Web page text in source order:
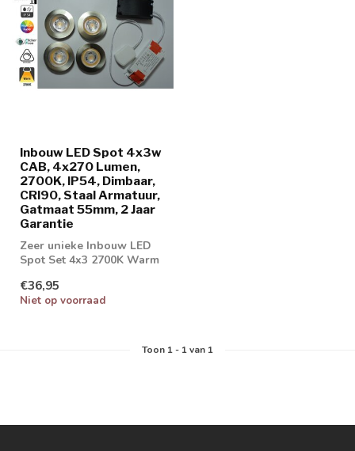
Inbouw LED Spot 4x3w
CAB, 4x270 Lumen,
2700K, IP54, Dimbaar,
CRI90, Staal Armatuur,
Gatmaat 55mm, 2 Jaar
Garantie
Zeer unieke Inbouw LED
Spot Set 4x3 2700K Warm
badkam...
€36,95
Niet op voorraad
Toon 1- 1van 1